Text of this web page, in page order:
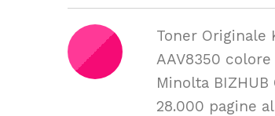
Toner Originale
AAV8350
Minolta
28.000 pagine